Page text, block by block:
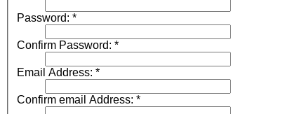
Password: *
Confirm Password: *
Email Address: *
Confirm email Address: *